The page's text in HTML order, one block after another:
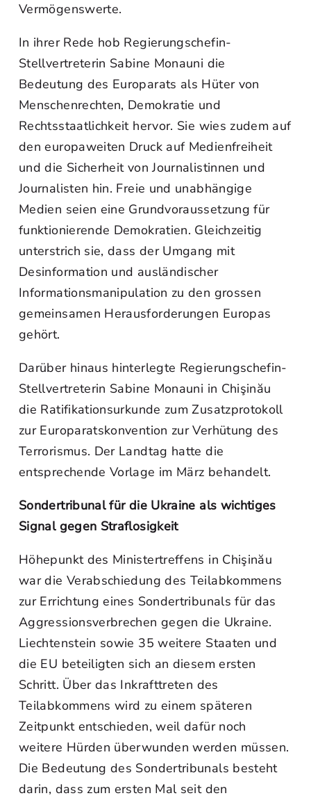
Vermögenswerte.
In ihrer Rede hob Regierungschefin-
Stellvertreterin Sabine Monauni die
Bedeutung des Europarats als Hüter von
Menschenrechten, Demokratie und
Rechtsstaatlichkeit hervor. Sie wies zudem auf
den europaweiten Druck auf Medienfreiheit
und die Sicherheit von Journalistinnen und
Journalisten hin. Freie und unabhängige
Medien seien eine Grundvoraussetzung für
funktionierende Demokratien. Gleichzeitig
unterstrich sie, dass der Umgang mit
Desinformation und ausländischer
Informationsmanipulation zu den grossen
gemeinsamen Herausforderungen Europas
gehört.
Darüber hinaus hinterlegte Regierungschefin-
Stellvertreterin Sabine Monauni in Chişinău
die Ratifikationsurkunde zum Zusatzprotokoll
zur Europaratskonvention zur Verhütung des
Terrorismus. Der Landtag hatte die
entsprechende Vorlage im März behandelt.
Sondertribunal für die Ukraine als wichtiges
Signal gegen Straflosigkeit
Höhepunkt des Ministertreffens in Chişinău
war die Verabschiedung des Teilabkommens
zur Errichtung eines Sondertribunals für das
Aggressionsverbrechen gegen die Ukraine.
Liechtenstein sowie 35 weitere Staaten und
die EU beteiligten sich an diesem ersten
Schritt. Über das Inkrafttreten des
Teilabkommens wird zu einem späteren
Zeitpunkt entschieden, weil dafür noch
weitere Hürden überwunden werden müssen.
Die Bedeutung des Sondertribunals besteht
darin, dass zum ersten Mal seit den